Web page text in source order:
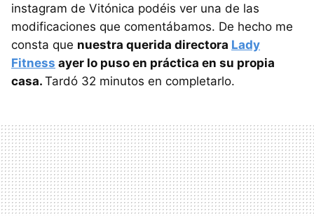
instagram de Vitónica podéis ver una de las
modificaciones que comentábamos. De hecho me
consta que nuestra querida directora Lady
Fitness ayer lo puso en práctica en su propia
casa. Tardó 32 minutos en completarlo.